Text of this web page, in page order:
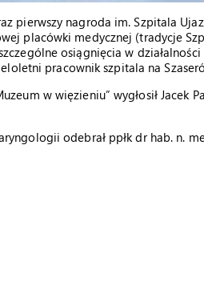
pierwszy nagroda im. Szpitala
placówki medycznej (tradycje
osiągnięcia w działalności
pracownik szpitala na
w więzieniu” wygłosił Jacek
odebrał ppłk dr hab. n.